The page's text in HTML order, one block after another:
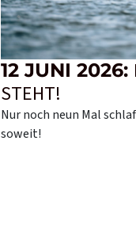
12 JUNI 2026:
STEHT!
Nur noch neun Mal
soweit!